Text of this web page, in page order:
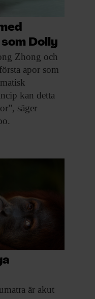
Dolly
Zhong och
apor som
kan detta
säger
är akut